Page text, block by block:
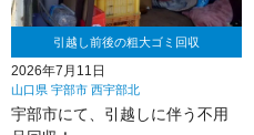
引越し前後の粗大ゴミ回収
2026年7月11日
山口県 宇部市 西宇部北
宇部市にて、引越しに伴う不用